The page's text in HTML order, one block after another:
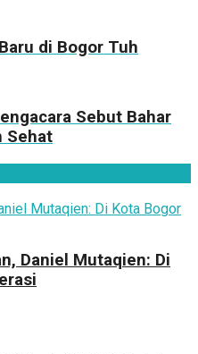
di Bogor Tuh
Sebut Bahar
Sehat
Daniel Mutaqien: Di